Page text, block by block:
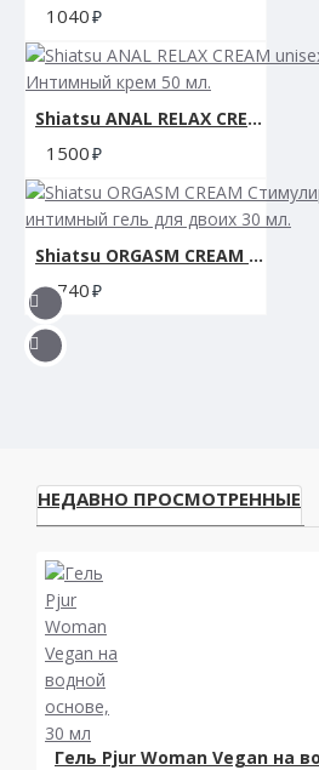
1040
Shiatsu ANAL RELAX CREAM unisex for beginners Интимный крем 50 мл.
1500
Shiatsu ORGASM CREAM Стимулирующий интимный гель для двоих 30 мл.
1740
НЕДАВНО ПРОСМОТРЕННЫЕ
Гель Pjur Woman Vegan на